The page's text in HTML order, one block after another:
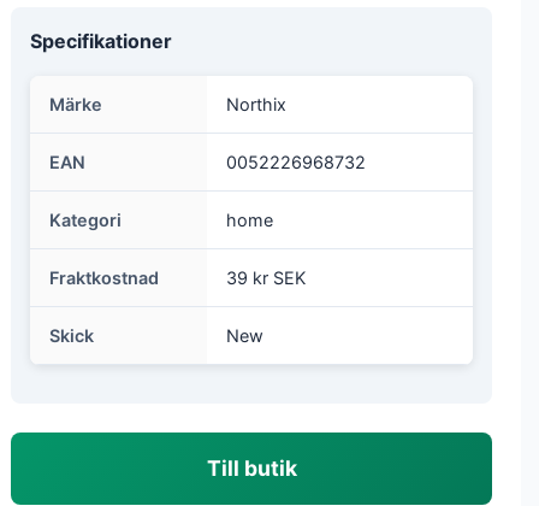
Specifikationer
Märke Northix
EAN 0052226968732
Kategori home
Fraktkostnad 39 kr SEK
Skick New
Till butik